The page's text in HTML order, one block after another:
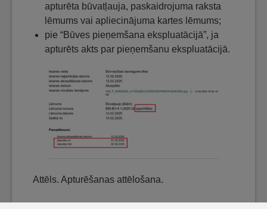
apturēta būvatļauja, paskaidrojuma raksta
lēmums vai apliecinājuma kartes lēmums;
pie “Būves pieņemšana ekspluatācijā”, ja
apturēts akts par pieņemšanu ekspluatācijā.
Attēls. Apturēšanas attēlošana.